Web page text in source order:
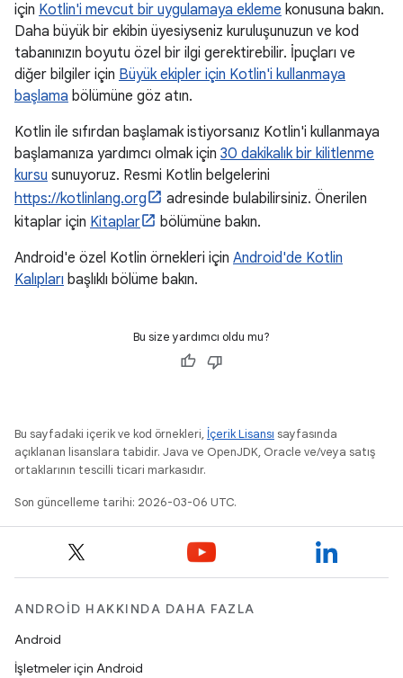
için Kotlin'i mevcut bir uygulamaya ekleme konusuna bakın.
Daha büyük bir ekibin üyesiyseniz kuruluşunuzun ve kod
tabanınızın boyutu özel bir ilgi gerektirebilir. İpuçları ve
diğer bilgiler için Büyük ekipler için Kotlin'i kullanmaya
başlama bölümüne göz atın.
Kotlin ile sıfırdan başlamak istiyorsanız Kotlin'i kullanmaya
başlamanıza yardımcı olmak için 30 dakikalık bir kilitlenme
kursu sunuyoruz. Resmi Kotlin belgelerini
https://kotlinlang.org
adresinde bulabilirsiniz. Önerilen
kitaplar için Kitaplar
bölümüne bakın.
Android'e özel Kotlin örnekleri için Android'de Kotlin
Kalıpları başlıklı bölüme bakın.
Bu size yardımcı oldu mu?
Bu sayfadaki içerik ve kod örnekleri, İçerik Lisansı sayfasında
açıklanan lisanslara tabidir. Java ve OpenJDK, Oracle ve/veya satış
ortaklarının tescilli ticari markasıdır.
Son güncelleme tarihi: 2026-03-06 UTC.
ANDROID HAKKINDA DAHA FAZLA
Android
İşletmeler için Android